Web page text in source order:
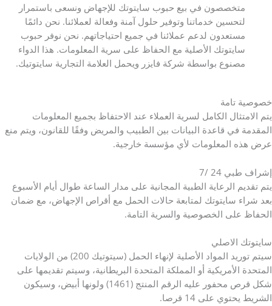
متخصصون في بيع حبوب سايتوتك للإجهاض ونسعى باستمرار
لتحسين خدماتنا وتوفير حلول آمنة وفعالة لعملائنا. نحن دائمًا
مستعدون لدعم عملائنا في جميع احتياجاتهم. نحن نوفر حبوب
سايتوتك الأصلية مع الحفاظ على سرية المعلومات. هذا الدواء
مصنوع بواسطة شركة فايزر ويحمل العلامة التجارية سايتوتيك.
خصوصية تامة
يتم الامتثال الكامل لسرية العملاء عند الاحتفاظ بجميع المعلومات
المقدمة في قاعدة البيانات بين الطبيب والمريض وفقًا للقانون، ويتم منع
عرض هذه المعلومات لأي مؤسسة خارجية.
إشراف طبي 24 /7
يتم تقديم الرعاية الطبية المجانية على مدار الساعة طوال أيام الأسبوع
بعد شراء سايتوتك لمتابعة حالات الحمل مع أقراص الإجهاض، مع ضمان
الحفاظ على الخصوصية والسرية التامة.
سايتوتك الاصلي
سيتم توريد المواد الأصلية لإنهاء الحمل (سيتوتيك 200) من الولايات
المتحدة الأمريكية أو المملكة المتحدة البريطانية، وسيتم تقديمها على
شكل قرص محفور عليه الرقم المنتج (1461) ولونها أبيض، وسيكون
الشريط يحتوي على 14 قرصا.